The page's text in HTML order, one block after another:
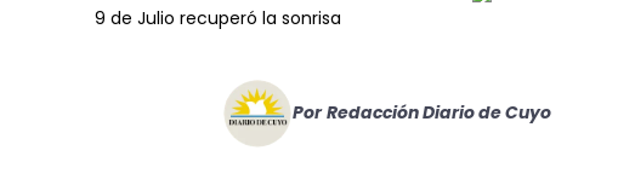
9 de Julio recuperó la sonrisa
Por Redacción Diario de Cuyo